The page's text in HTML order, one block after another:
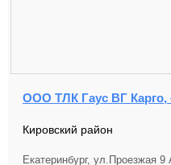
ООО ТЛК Гаус ВГ Карго,
Кировский район
Екатеринбург, ул.Проезжая 9